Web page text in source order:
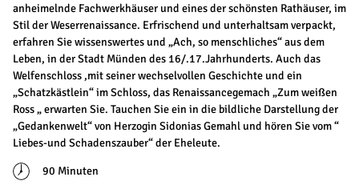
anheimelnde Fachwerkhäuser und eines der schönsten Rathäuser, im
Stil der Weserrenaissance. Erfrischend und unterhaltsam verpackt,
erfahren Sie wissenswertes und „Ach, so menschliches“ aus dem
Leben, in der Stadt Münden des 16/.17.Jahrhunderts. Auch das
Welfenschloss ,mit seiner wechselvollen Geschichte und ein
„Schatzkästlein“ im Schloss, das Renaissancegemach „Zum weißen
Ross „ erwarten Sie. Tauchen Sie ein in die bildliche Darstellung der
„Gedankenwelt“ von Herzogin Sidonias Gemahl und hören Sie vom “
Liebes-und Schadenszauber“ der Eheleute.
90 Minuten